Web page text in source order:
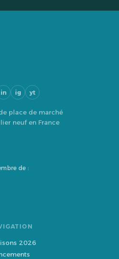
in ig yt
place de marché
neuf en France
de :
2026